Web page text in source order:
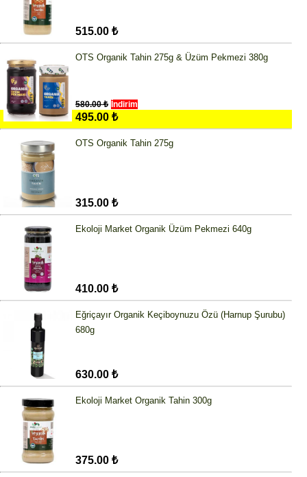
515.00 ₺
OTS Organik Tahin 275g & Üzüm Pekmezi 380g
580.00 ₺ İndirim
495.00 ₺
OTS Organik Tahin 275g
315.00 ₺
Ekoloji Market Organik Üzüm Pekmezi 640g
410.00 ₺
Eğriçayır Organik Keçiboynuzu Özü (Harnup Şurubu)
680g
630.00 ₺
Ekoloji Market Organik Tahin 300g
375.00 ₺